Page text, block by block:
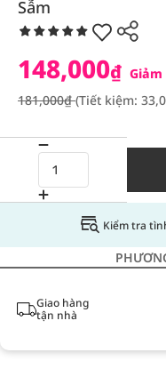
Sẫm
148,000₫ Giảm
181,000₫(Tiết kiệm:
Kiểm tra
Giao hàng
tận nhà